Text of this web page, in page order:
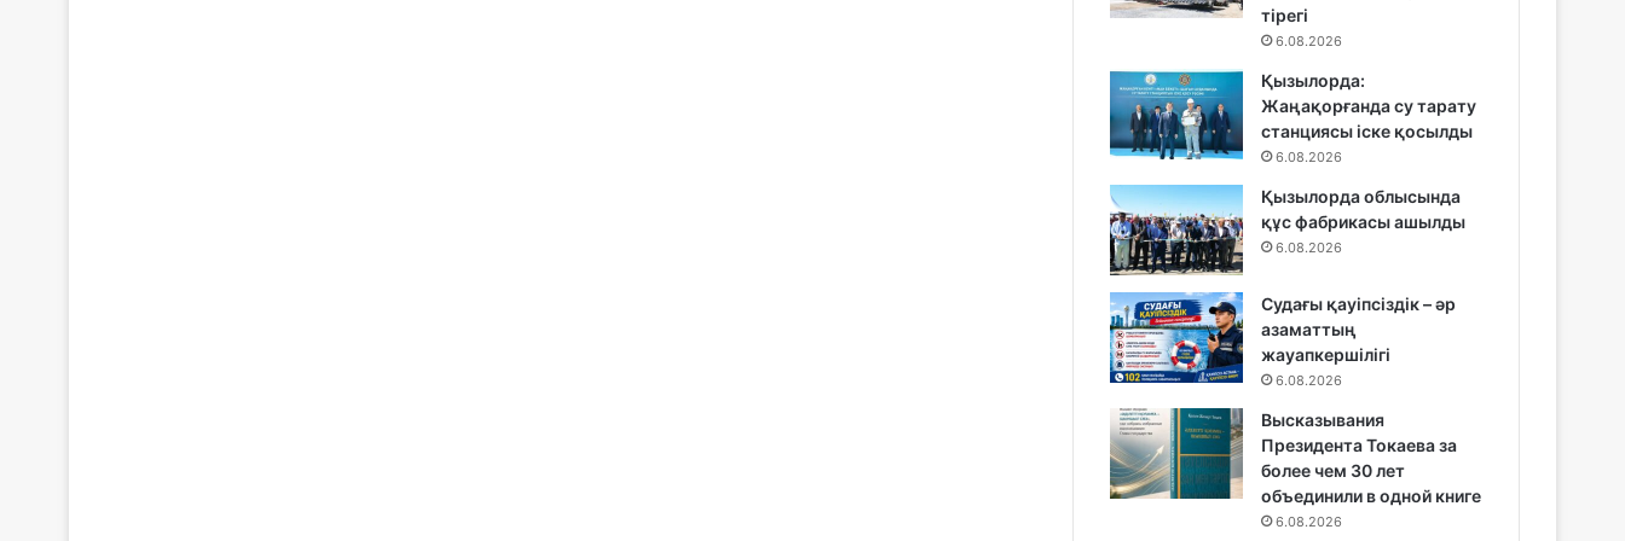
тірегі
6.08.2026
Қызылорда:
Жаңақорғанда су тарату
станциясы іске қосылды
6.08.2026
Қызылорда облысында
құс фабрикасы ашылды
6.08.2026
Судағы қауіпсіздік – әр
азаматтың
жауапкершілігі
6.08.2026
Высказывания
Президента Токаева за
более чем 30 лет
объединили в одной книге
6.08.2026